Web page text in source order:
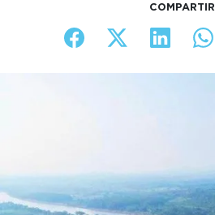
COMPARTIR